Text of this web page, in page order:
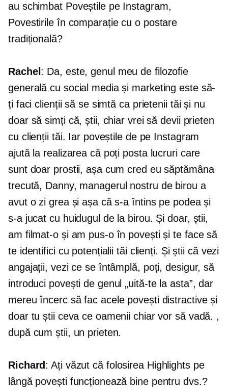
au schimbat Poveștile pe Instagram,
Povestirile în comparație cu o postare
tradițională?
Rachel : Da, este, genul meu de filozofie
generală cu social media și marketing este să-
ți faci clienții să se simtă ca prietenii tăi și nu
doar să simți că, știi, chiar vrei să devii prieten
cu clienții tăi. Iar poveștile de pe Instagram
ajută la realizarea că poți posta lucruri care
sunt doar prostii, așa cum cred eu săptămâna
trecută, Danny, managerul nostru de birou a
avut o zi grea și așa că s-a întins pe podea și
s-a jucat cu huidugul de la birou. Și doar, știi,
am filmat-o și am pus-o în povești și te face să
te identifici cu potențialii tăi clienți. Și știi că vezi
angajații, vezi ce se întâmplă, poți, desigur, să
introduci povești de genul „uită-te la asta”, dar
mereu încerc să fac acele povești distractive și
doar tu știi ceva ce oamenii chiar vor să vadă. ,
după cum știi, un prieten.
Richard: Ați văzut că folosirea Highlights pe
lângă povești funcționează bine pentru dvs.?